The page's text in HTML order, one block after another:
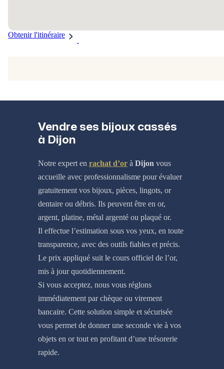
Obtenir l'itinéraire
Vendre ses bijoux cassés
à Dijon
Notre expert en rachat d’or à Dijon vous
accueille avec professionnalisme pour évaluer
gratuitement vos bijoux, pièces, lingots, or
dentaire ou débris. Ils peuvent être en or,
argent, platine, métal argenté ou plaqué or.
Il effectue l’estimation sous vos yeux, en toute
transparence, avec des outils fiables et précis.
Le prix appliqué suit le cours officiel de l’or,
mis à jour quotidiennement.
Si vous acceptez, nous vous réglons
immédiatement par chèque ou virement
bancaire. Cette solution simple et sécurisée
vous permet de donner une seconde vie à vos
objets en or tout en profitant d’une trésorerie
rapide.